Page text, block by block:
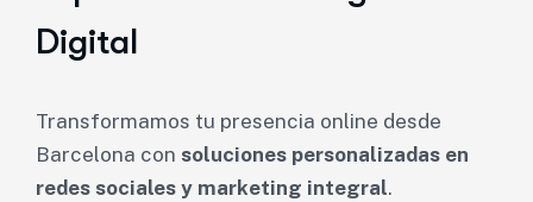
Digital
Transformamos tu presencia online desde
Barcelona con soluciones personalizadas en
redes sociales y marketing integral.